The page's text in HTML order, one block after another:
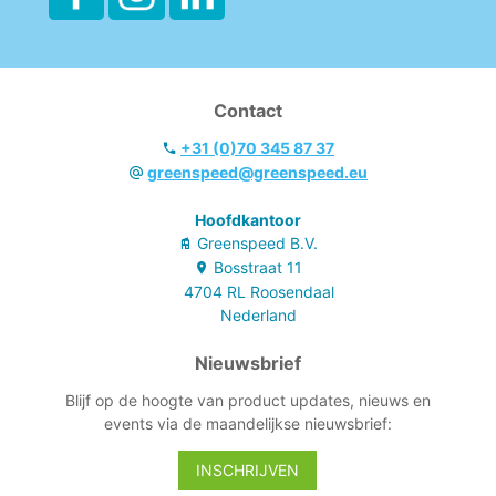
Contact
+31 (0)70 345 87 37
greenspeed@greenspeed.eu
Hoofdkantoor
Greenspeed B.V.
Bosstraat 11
4704 RL Roosendaal
Nederland
Nieuwsbrief
Blijf op de hoogte van product updates, nieuws en
events via de maandelijkse nieuwsbrief:
INSCHRIJVEN